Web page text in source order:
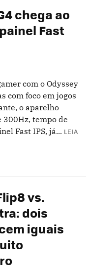
chega ao
Fast
com o Odyssey
com foco em jogos
o aparelho
300Hz, tempo de
Fast IPS, já... LEIA
vs.
dois
iguais